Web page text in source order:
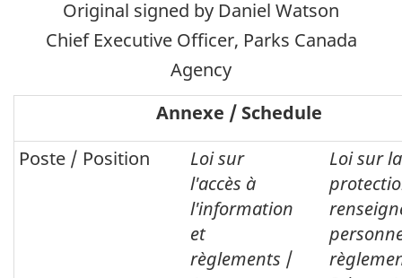
Original signed by Daniel Watson
Chief Executive Officer, Parks Canada
Agency
Annexe / Schedule
Poste / Position
Loi sur
l'accès à
l'information
et
règlements /
Loi sur la